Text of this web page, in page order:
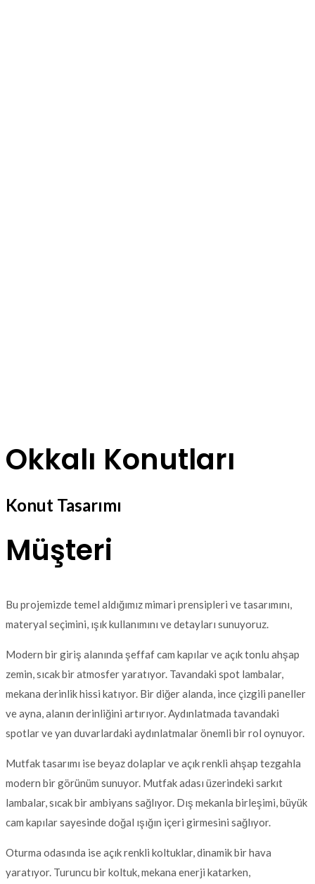
Okkalı Konutları
Konut Tasarımı
Müşteri
Bu projemizde temel aldığımız mimari prensipleri ve tasarımını,
materyal seçimini, ışık kullanımını ve detayları sunuyoruz.
Modern bir giriş alanında şeffaf cam kapılar ve açık tonlu ahşap
zemin, sıcak bir atmosfer yaratıyor. Tavandaki spot lambalar,
mekana derinlik hissi katıyor. Bir diğer alanda, ince çizgili paneller
ve ayna, alanın derinliğini artırıyor. Aydınlatmada tavandaki
spotlar ve yan duvarlardaki aydınlatmalar önemli bir rol oynuyor.
Mutfak tasarımı ise beyaz dolaplar ve açık renkli ahşap tezgahla
modern bir görünüm sunuyor. Mutfak adası üzerindeki sarkıt
lambalar, sıcak bir ambiyans sağlıyor. Dış mekanla birleşimi, büyük
cam kapılar sayesinde doğal ışığın içeri girmesini sağlıyor.
Oturma odasında ise açık renkli koltuklar, dinamik bir hava
yaratıyor. Turuncu bir koltuk, mekana enerji katarken,